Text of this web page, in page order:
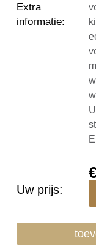
Extra
informatie:
Uw prijs: